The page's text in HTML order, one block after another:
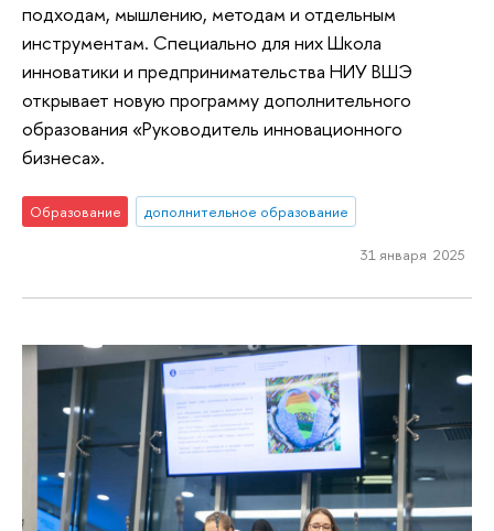
подходам, мышлению, методам и отдельным
инструментам. Специально для них Школа
инноватики и предпринимательства НИУ ВШЭ
открывает новую программу дополнительного
образования «Руководитель инновационного
бизнеса».
Образование дополнительное образование
31 января 2025